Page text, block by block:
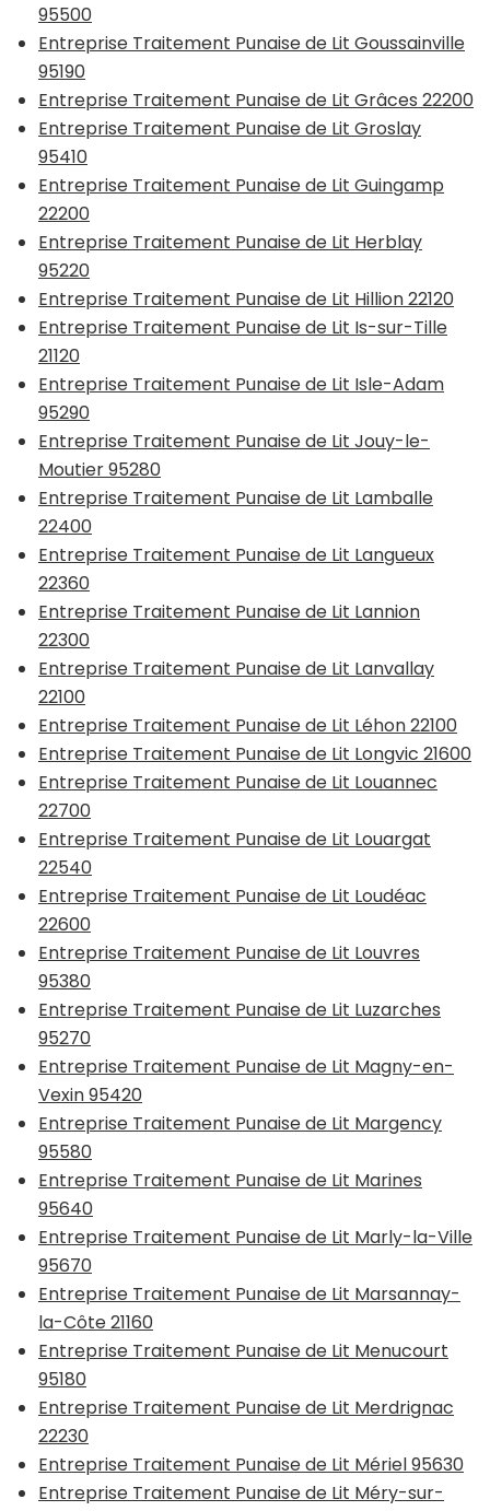
95500
Entreprise Traitement Punaise de Lit Goussainville
95190
Entreprise Traitement Punaise de Lit Grâces 22200
Entreprise Traitement Punaise de Lit Groslay
95410
Entreprise Traitement Punaise de Lit Guingamp
22200
Entreprise Traitement Punaise de Lit Herblay
95220
Entreprise Traitement Punaise de Lit Hillion 22120
Entreprise Traitement Punaise de Lit Is-sur-Tille
21120
Entreprise Traitement Punaise de Lit Isle-Adam
95290
Entreprise Traitement Punaise de Lit Jouy-le-
Moutier 95280
Entreprise Traitement Punaise de Lit Lamballe
22400
Entreprise Traitement Punaise de Lit Langueux
22360
Entreprise Traitement Punaise de Lit Lannion
22300
Entreprise Traitement Punaise de Lit Lanvallay
22100
Entreprise Traitement Punaise de Lit Léhon 22100
Entreprise Traitement Punaise de Lit Longvic 21600
Entreprise Traitement Punaise de Lit Louannec
22700
Entreprise Traitement Punaise de Lit Louargat
22540
Entreprise Traitement Punaise de Lit Loudéac
22600
Entreprise Traitement Punaise de Lit Louvres
95380
Entreprise Traitement Punaise de Lit Luzarches
95270
Entreprise Traitement Punaise de Lit Magny-en-
Vexin 95420
Entreprise Traitement Punaise de Lit Margency
95580
Entreprise Traitement Punaise de Lit Marines
95640
Entreprise Traitement Punaise de Lit Marly-la-Ville
95670
Entreprise Traitement Punaise de Lit Marsannay-
la-Côte 21160
Entreprise Traitement Punaise de Lit Menucourt
95180
Entreprise Traitement Punaise de Lit Merdrignac
22230
Entreprise Traitement Punaise de Lit Mériel 95630
Entreprise Traitement Punaise de Lit Méry-sur-